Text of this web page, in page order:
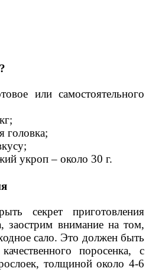
или самостоятельного
головка;
укроп – около 30 г.
секрет приготовления
заострим внимание на том,
сало. Это должен быть
поросенка, с
толщиной около 4-6